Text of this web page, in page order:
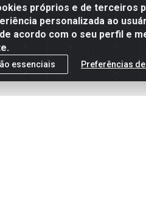
próprios e de terceiros
personalizada ao
acordo com o seu perfil e
essenciais Preferências